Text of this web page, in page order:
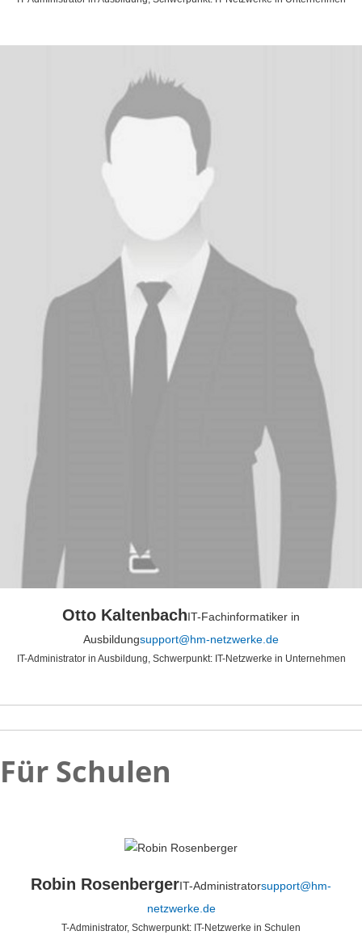
Otto KaltenbachIT-Fachinformatiker in
Ausbildungsupport@hm-netzwerke.de
IT-Administrator in Ausbildung, Schwerpunkt: IT-Netzwerke in Unternehmen
Für Schulen
Robin RosenbergerIT-Administratorsupport@hm-
netzwerke.de
T-Administrator, Schwerpunkt: IT-Netzwerke in Schulen